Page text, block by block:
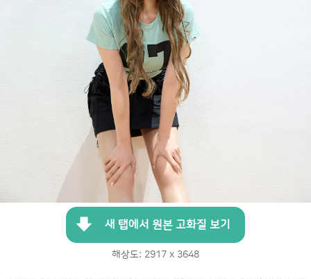
새 탭에서 원본 고화질 보기
해상도: 2917 x 3648